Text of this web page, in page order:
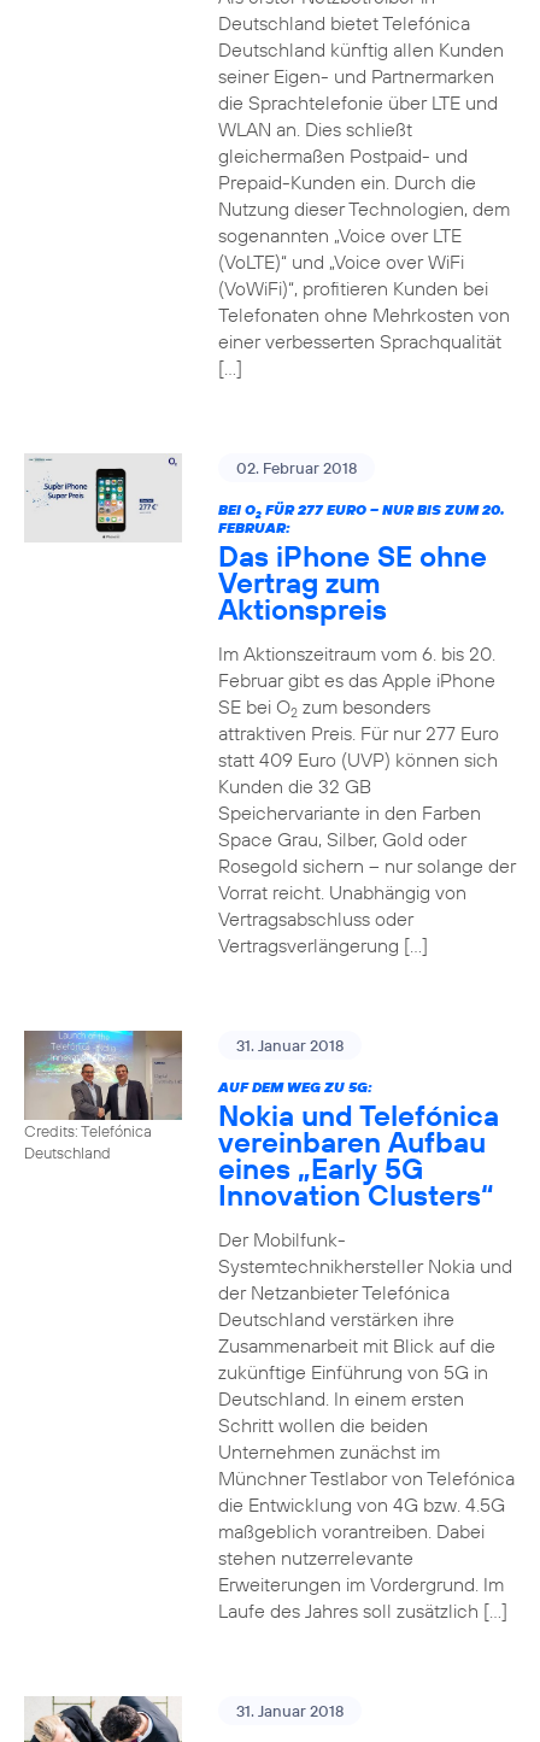
Deutschland bietet Telefónica
Deutschland künftig allen Kunden
seiner Eigen- und Partnermarken
die Sprachtelefonie über LTE und
WLAN an. Dies schließt
gleichermaßen Postpaid- und
Prepaid-Kunden ein. Durch die
Nutzung dieser Technologien, dem
sogenannten „Voice over LTE
(VoLTE)“ und „Voice over WiFi
(VoWiFi)“, profitieren Kunden bei
Telefonaten ohne Mehrkosten von
einer verbesserten Sprachqualität
[…]
02. Februar 2018
BEI O2FÜR 277 EURO – NUR BIS ZUM 20.
FEBRUAR:
Das iPhone SE ohne
Vertrag zum
Aktionspreis
Im Aktionszeitraum vom 6. bis 20.
Februar gibt es das Apple iPhone
SE bei O2zum besonders
attraktiven Preis. Für nur 277 Euro
statt 409 Euro (UVP) können sich
Kunden die 32 GB
Speichervariante in den Farben
Space Grau, Silber, Gold oder
Rosegold sichern – nur solange der
Vorrat reicht. Unabhängig von
Vertragsabschluss oder
Vertragsverlängerung […]
Credits: Telefónica
Deutschland
31. Januar 2018
AUF DEM WEG ZU 5G:
Nokia und Telefónica
vereinbaren Aufbau
eines „Early 5G
Innovation Clusters“
Der Mobilfunk-
Systemtechnikhersteller Nokia und
der Netzanbieter Telefónica
Deutschland verstärken ihre
Zusammenarbeit mit Blick auf die
zukünftige Einführung von 5G in
Deutschland. In einem ersten
Schritt wollen die beiden
Unternehmen zunächst im
Münchner Testlabor von Telefónica
die Entwicklung von 4G bzw. 4.5G
maßgeblich vorantreiben. Dabei
stehen nutzerrelevante
Erweiterungen im Vordergrund. Im
Laufe des Jahres soll zusätzlich […]
31. Januar 2018